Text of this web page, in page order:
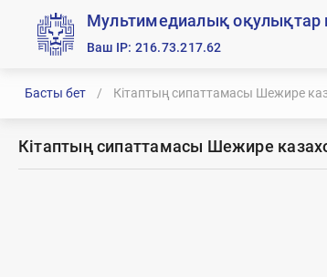
Мультимедиалық оқулықтар
Ваш IP: 216.73.217.62
Басты бет / Кітаптың сипаттамасы Шежире
Кітаптың сипаттамасы Шежире